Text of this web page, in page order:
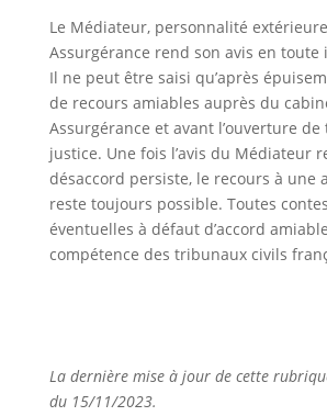
Le Médiateur, personnalité
Assurgérance rend son avis en toute
Il ne peut être saisi qu’après
de recours amiables auprès du
Assurgérance et avant l’ouverture
justice. Une fois l’avis du Médiateur
désaccord persiste, le recours à une
reste toujours possible. Toutes
éventuelles à défaut d’accord
compétence des tribunaux civils
La dernière mise à jour de cette
du 15/11/2023.